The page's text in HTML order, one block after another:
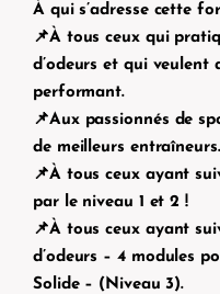
À qui s’adresse cette
📌À tous ceux qui
d’odeurs et qui veulent
performant.
📌Aux passionnés de
de meilleurs entraîneurs.
📌À tous ceux ayant
par le niveau 1 et 2 !
📌À tous ceux ayant
d’odeurs – 4 modules
Solide – (Niveau 3).